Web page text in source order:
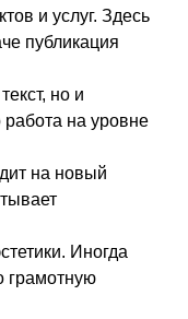
и услуг. Здесь
публикация
но и
на уровне
на новый
Иногда
грамотную